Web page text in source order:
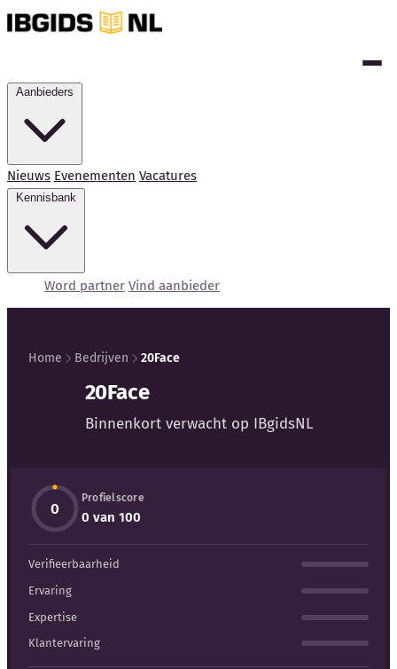
Nieuws Evenementen Vacatures
Word partner Vind aanbieder
Externe bronnen
Woordenboek
Auteurs
Home Bedrijven 20Face
20Face
Binnenkort verwacht op IBgidsNL
0
Profielscore
0 van 100
Verifieerbaarheid
Ervaring
Expertise
Klantervaring